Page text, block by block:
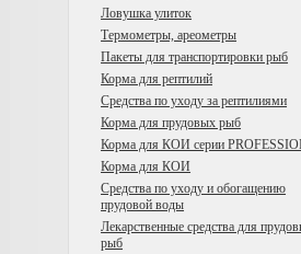
Ловушка улиток
Термометры, ареометры
Пакеты для транспортировки рыб
Корма для рептилий
Средства по уходу за рептилиями
Корма для прудовых рыб
Корма для КОИ серии
Корма для КОИ
Средства по уходу и обогащению
прудовой воды
Лекарственные средства для
рыб